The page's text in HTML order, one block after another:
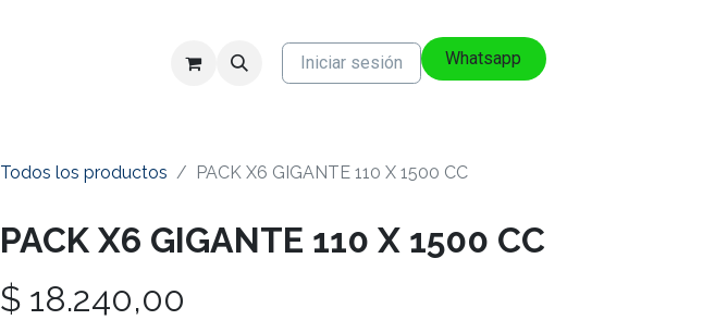
Iniciar sesión Whatsapp
Todos los productos PACK X6 GIGANTE 110 X 1500 CC
PACK X6 GIGANTE 110 X 1500 CC
$ 18.240,00